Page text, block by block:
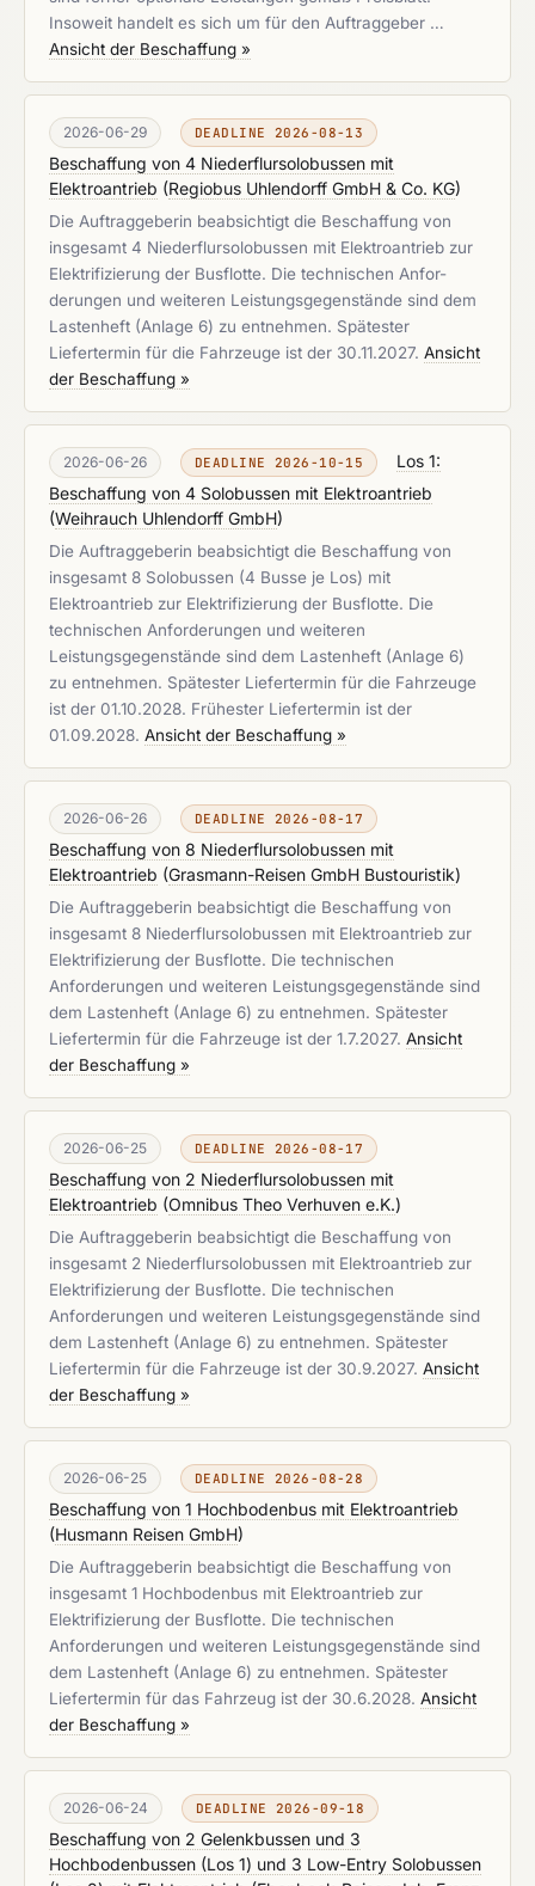
Insoweit handelt es sich um für den Auftraggeber …
Ansicht der Beschaffung »
2026-06-29 DEADLINE 2026-08-13
Beschaffung von 4 Niederflursolobussen mit
Elektroantrieb (Regiobus Uhlendorff GmbH & Co. KG)
Die Auftraggeberin beabsichtigt die Beschaffung von
insgesamt 4 Niederflursolobussen mit Elektroantrieb zur
Elektrifizierung der Busflotte. Die technischen Anfor-
derungen und weiteren Leistungsgegenstände sind dem
Lastenheft (Anlage 6) zu entnehmen. Spätester
Liefertermin für die Fahrzeuge ist der 30.11.2027. Ansicht
der Beschaffung »
2026-06-26 DEADLINE 2026-10-15
Los 1:
Beschaffung von 4 Solobussen mit Elektroantrieb
(Weihrauch Uhlendorff GmbH)
Die Auftraggeberin beabsichtigt die Beschaffung von
insgesamt 8 Solobussen (4 Busse je Los) mit
Elektroantrieb zur Elektrifizierung der Busflotte. Die
technischen Anforderungen und weiteren
Leistungsgegenstände sind dem Lastenheft (Anlage 6)
zu entnehmen. Spätester Liefertermin für die Fahrzeuge
ist der 01.10.2028. Frühester Liefertermin ist der
01.09.2028. Ansicht der Beschaffung »
2026-06-26 DEADLINE 2026-08-17
Beschaffung von 8 Niederflursolobussen mit
Elektroantrieb (Grasmann-Reisen GmbH Bustouristik)
Die Auftraggeberin beabsichtigt die Beschaffung von
insgesamt 8 Niederflursolobussen mit Elektroantrieb zur
Elektrifizierung der Busflotte. Die technischen
Anforderungen und weiteren Leistungsgegenstände sind
dem Lastenheft (Anlage 6) zu entnehmen. Spätester
Liefertermin für die Fahrzeuge ist der 1.7.2027. Ansicht
der Beschaffung »
2026-06-25 DEADLINE 2026-08-17
Beschaffung von 2 Niederflursolobussen mit
Elektroantrieb (Omnibus Theo Verhuven e.K.)
Die Auftraggeberin beabsichtigt die Beschaffung von
insgesamt 2 Niederflursolobussen mit Elektroantrieb zur
Elektrifizierung der Busflotte. Die technischen
Anforderungen und weiteren Leistungsgegenstände sind
dem Lastenheft (Anlage 6) zu entnehmen. Spätester
Liefertermin für die Fahrzeuge ist der 30.9.2027. Ansicht
der Beschaffung »
2026-06-25 DEADLINE 2026-08-28
Beschaffung von 1 Hochbodenbus mit Elektroantrieb
(Husmann Reisen GmbH)
Die Auftraggeberin beabsichtigt die Beschaffung von
insgesamt 1 Hochbodenbus mit Elektroantrieb zur
Elektrifizierung der Busflotte. Die technischen
Anforderungen und weiteren Leistungsgegenstände sind
dem Lastenheft (Anlage 6) zu entnehmen. Spätester
Liefertermin für das Fahrzeug ist der 30.6.2028. Ansicht
der Beschaffung »
2026-06-24 DEADLINE 2026-09-18
Beschaffung von 2 Gelenkbussen und 3
Hochbodenbussen (Los 1) und 3 Low-Entry Solobussen